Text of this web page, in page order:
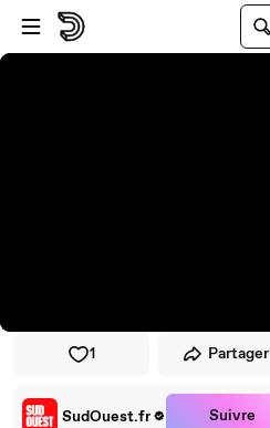
Passer au player
Passer au contenu principal
1 Partager
SudOuest.fr Suivre